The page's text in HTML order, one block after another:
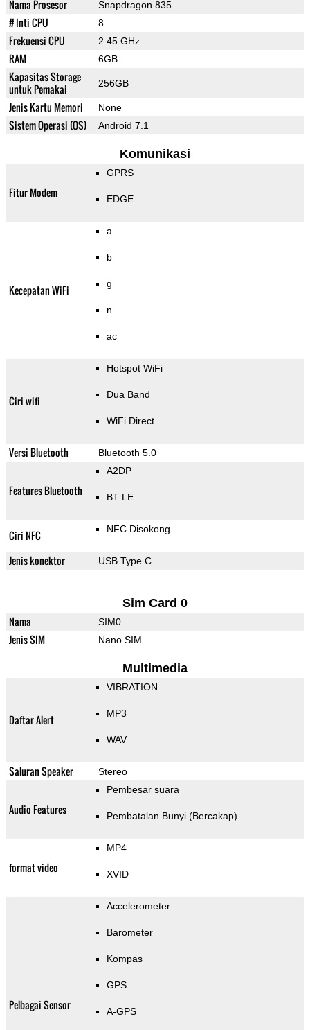
Nama Prosesor Snapdragon 835
# Inti CPU 8
Frekuensi CPU 2.45 GHz
RAM 6GB
Kapasitas Storage
untuk Pemakai
256GB
Jenis Kartu Memori None
Sistem Operasi (OS) Android 7.1
Komunikasi
Fitur Modem
GPRS
EDGE
Kecepatan WiFi
a
b
g
n
ac
Ciri wifi
Hotspot WiFi
Dua Band
WiFi Direct
Versi Bluetooth Bluetooth 5.0
Features Bluetooth
A2DP
BT LE
Ciri NFC NFC Disokong
Jenis konektor USB Type C
Sim Card 0
Nama SIM0
Jenis SIM Nano SIM
Multimedia
Daftar Alert
VIBRATION
MP3
WAV
Saluran Speaker Stereo
Audio Features
Pembesar suara
Pembatalan Bunyi (Bercakap)
format video
MP4
XVID
Pelbagai Sensor
Accelerometer
Barometer
Kompas
GPS
A-GPS